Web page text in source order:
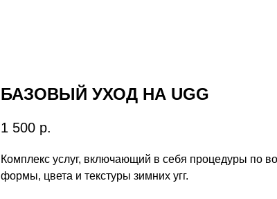
БАЗОВЫЙ УХОД НА UGG
1 500 р.
Комплекс услуг, включающий в себя процедуры по
формы, цвета и текстуры зимних угг.